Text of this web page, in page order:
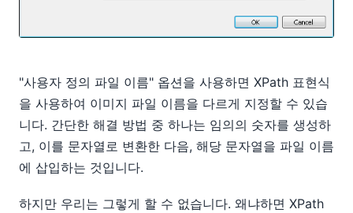
"사용자 정의 파일 이름" 옵션을 사용하면 XPath 표현식
을 사용하여 이미지 파일 이름을 다르게 지정할 수 있습
니다. 간단한 해결 방법 중 하나는 임의의 숫자를 생성하
고, 이를 문자열로 변환한 다음, 해당 문자열을 파일 이름
에 삽입하는 것입니다.
하지만 우리는 그렇게 할 수 없습니다. 왜냐하면 XPath